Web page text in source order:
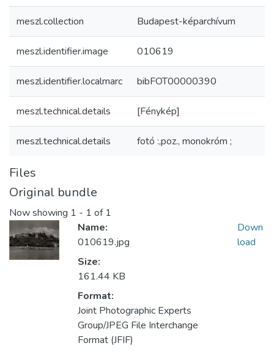
meszl.collection Budapest-képarchívum
meszl.identifier.image 010619
meszl.identifier.localmarc bibFOT00000390
meszl.technical.details [Fénykép]
meszl.technical.details fotó :,poz., monokróm ;
Files
Original bundle
Now showing 1 - 1 of 1
Name:
010619.jpg
Size:
161.44 KB
Format:
Joint Photographic Experts
Group/JPEG File Interchange
Format (JFIF)
Down
load